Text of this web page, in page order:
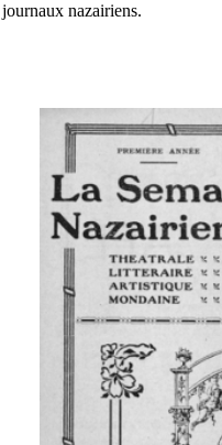
journaux nazairiens.